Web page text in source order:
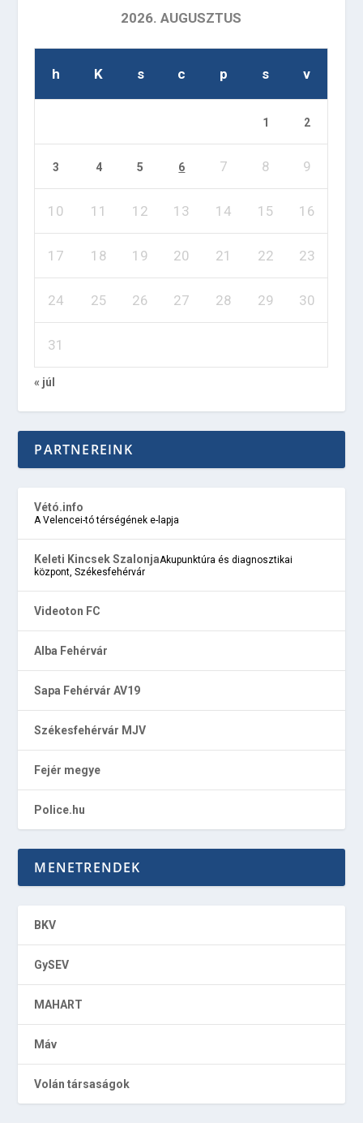
2026. AUGUSZTUS
h K s c p s v
1 2
3 4 5 6 7 8 9
10 11 12 13 14 15 16
17 18 19 20 21 22 23
24 25 26 27 28 29 30
31
« júl
PARTNEREINK
Vétó.info
A Velencei-tó térségének e-lapja
Keleti Kincsek SzalonjaAkupunktúra és diagnosztikai
központ, Székesfehérvár
Videoton FC
Alba Fehérvár
Sapa Fehérvár AV19
Székesfehérvár MJV
Fejér megye
Police.hu
MENETRENDEK
BKV
GySEV
MAHART
Máv
Volán társaságok